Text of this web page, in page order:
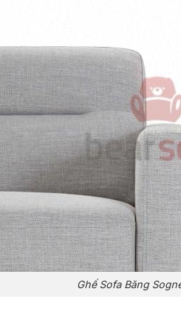
Ghế Sofa Băng